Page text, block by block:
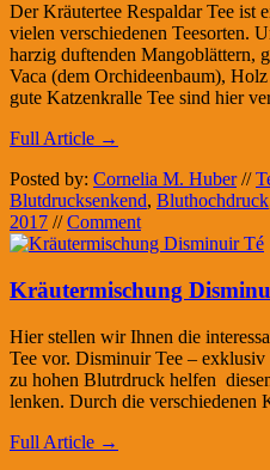
Der Kräutertee Respaldar Tee ist
vielen verschiedenen Teesorten.
harzig duftenden Mangoblättern,
Vaca (dem Orchideenbaum),
gute Katzenkralle Tee sind hier
Full Article →
Posted by: Cornelia M. Huber //
Blutdrucksenkend, Bluthochdruck
2017 //Comment
Kräutermischung
Hier stellen wir Ihnen die
Tee vor. Disminuir Tee –
zu hohen Blutrdruck helfen
lenken. Durch die verschiedenen
Full Article →